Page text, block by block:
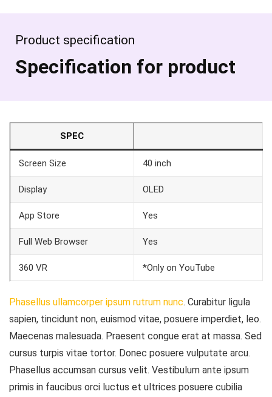
Product specification
Specification for product
SPEC
Screen Size 40 inch
Display OLED
App Store Yes
Full Web Browser Yes
360 VR *Only on YouTube
Phasellus ullamcorper ipsum rutrum nunc. Curabitur ligula
sapien, tincidunt non, euismod vitae, posuere imperdiet, leo.
Maecenas malesuada. Praesent congue erat at massa. Sed
cursus turpis vitae tortor. Donec posuere vulputate arcu.
Phasellus accumsan cursus velit. Vestibulum ante ipsum
primis in faucibus orci luctus et ultrices posuere cubilia